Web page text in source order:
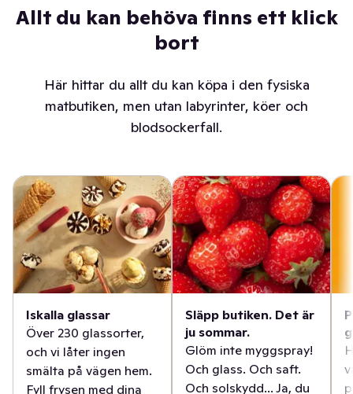
Allt du kan behöva finns ett klick
bort
Här hittar du allt du kan köpa i den fysiska
matbutiken, men utan labyrinter, köer och
blodsockerfall.
Iskalla glassar
Över 230 glassorter,
och vi låter ingen
smälta på vägen hem.
Fyll frysen med dina
Släpp butiken. Det är
ju sommar.
Glöm inte myggspray!
Och glass. Och saft.
Och solskydd... Ja, du